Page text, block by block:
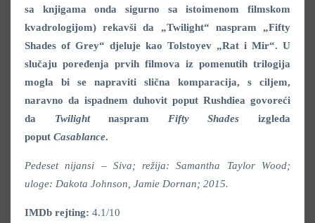
sa knjigama onda sigurno sa istoimenom filmskom
kvadrologijom) rekavši da „Twilight“ naspram „Fifty
Shades of Grey“ djeluje kao Tolstoyev „Rat i Mir“. U
slučaju poređenja prvih filmova iz pomenutih trilogija
mogla bi se napraviti slična komparacija, s ciljem,
naravno da ispadnem duhovit poput Rushdiea govoreći
da Twilightnaspram Fifty Shades izgleda
poput Casablance.
Pedeset nijansi – Siva; režija: Samantha Taylor Wood;
uloge: Dakota Johnson, Jamie Dornan; 2015.
IMDb rejting: 4.1/10